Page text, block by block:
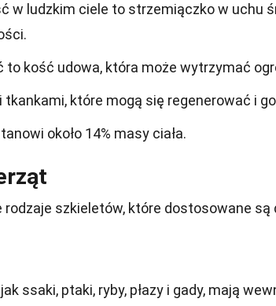
w ludzkim ciele to strzemiączko w uchu
to kość udowa, która może wytrzymać
które mogą się regenerować i
około 14% masy ciała.
rodzaje szkieletów, które dostosowane są
ssaki, ptaki, ryby, płazy i gady, mają